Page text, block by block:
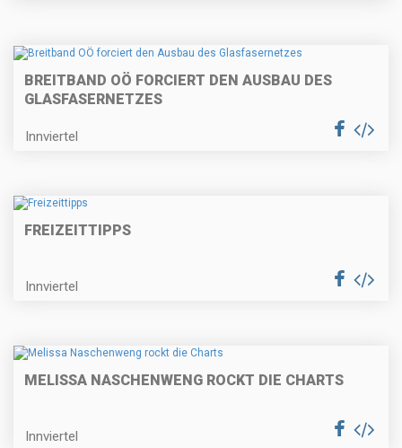
BREITBAND OÖ FORCIERT DEN AUSBAU DES
GLASFASERNETZES
Innviertel
FREIZEITTIPPS
Innviertel
MELISSA NASCHENWENG ROCKT DIE CHARTS
Innviertel